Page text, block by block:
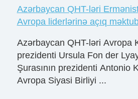
Azərbaycan QHT-ləri
Avropa liderlərinə açıq
Azərbaycan QHT-ləri Avropa
prezidenti Ursula Fon der
Şurasının prezidenti Antonio
Avropa Siyasi Birliyi ...